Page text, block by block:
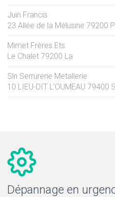
Juin Francis
23 Allée de la Mélusine 79200
Mimet Frères Ets
Le Chalet 79200 La
Sln Serrurerie Metallerie
10 LIEU-DIT L'OUMEAU 79400
Dépannage en